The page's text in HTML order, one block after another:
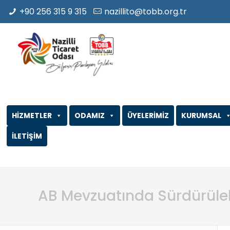
+90 256 315 9 315 nazillito@tobb.org.tr
ODAMIZ
HİZMETLER ÜYELERİMİZ
KURUMSAL
İLETİŞİM
AB Mevzuatında